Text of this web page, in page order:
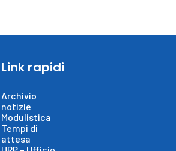
Link rapidi
Archivio
notizie
Modulistica
Tempi di
attesa